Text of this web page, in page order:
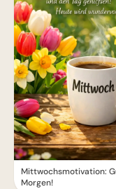
Mittwochsmotivation:
Morgen!